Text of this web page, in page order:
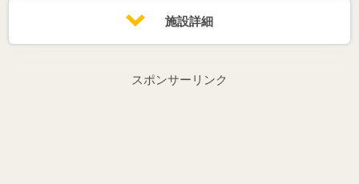
施設詳細
スポンサーリンク